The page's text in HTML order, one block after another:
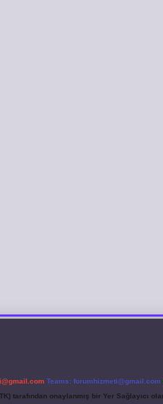
Teams: forumhizmeti@gmail.com
tarafından onaylanmış bir Yer